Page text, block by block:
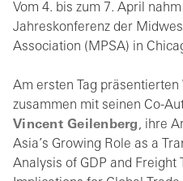
Vom 4. bis zum 7. April
Jahreskonferenz der
Association (MPSA) in
Am ersten Tag präsentierten
zusammen mit seinen Co-
Vincent Geilenberg, ihre
Asia’s Growing Role as a
Analysis of GDP and Freight